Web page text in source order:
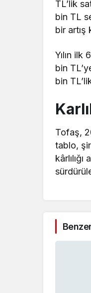
TL’lik
bin TL
bir artış
Yılın ilk
bin
bin
Tofaş,
tablo,